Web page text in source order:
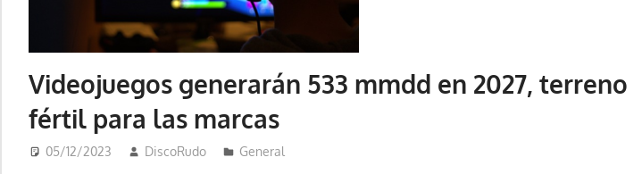
Videojuegos generarán 533 mmdd en 2027, terreno
fértil para las marcas
05/12/2023 DiscoRudo General